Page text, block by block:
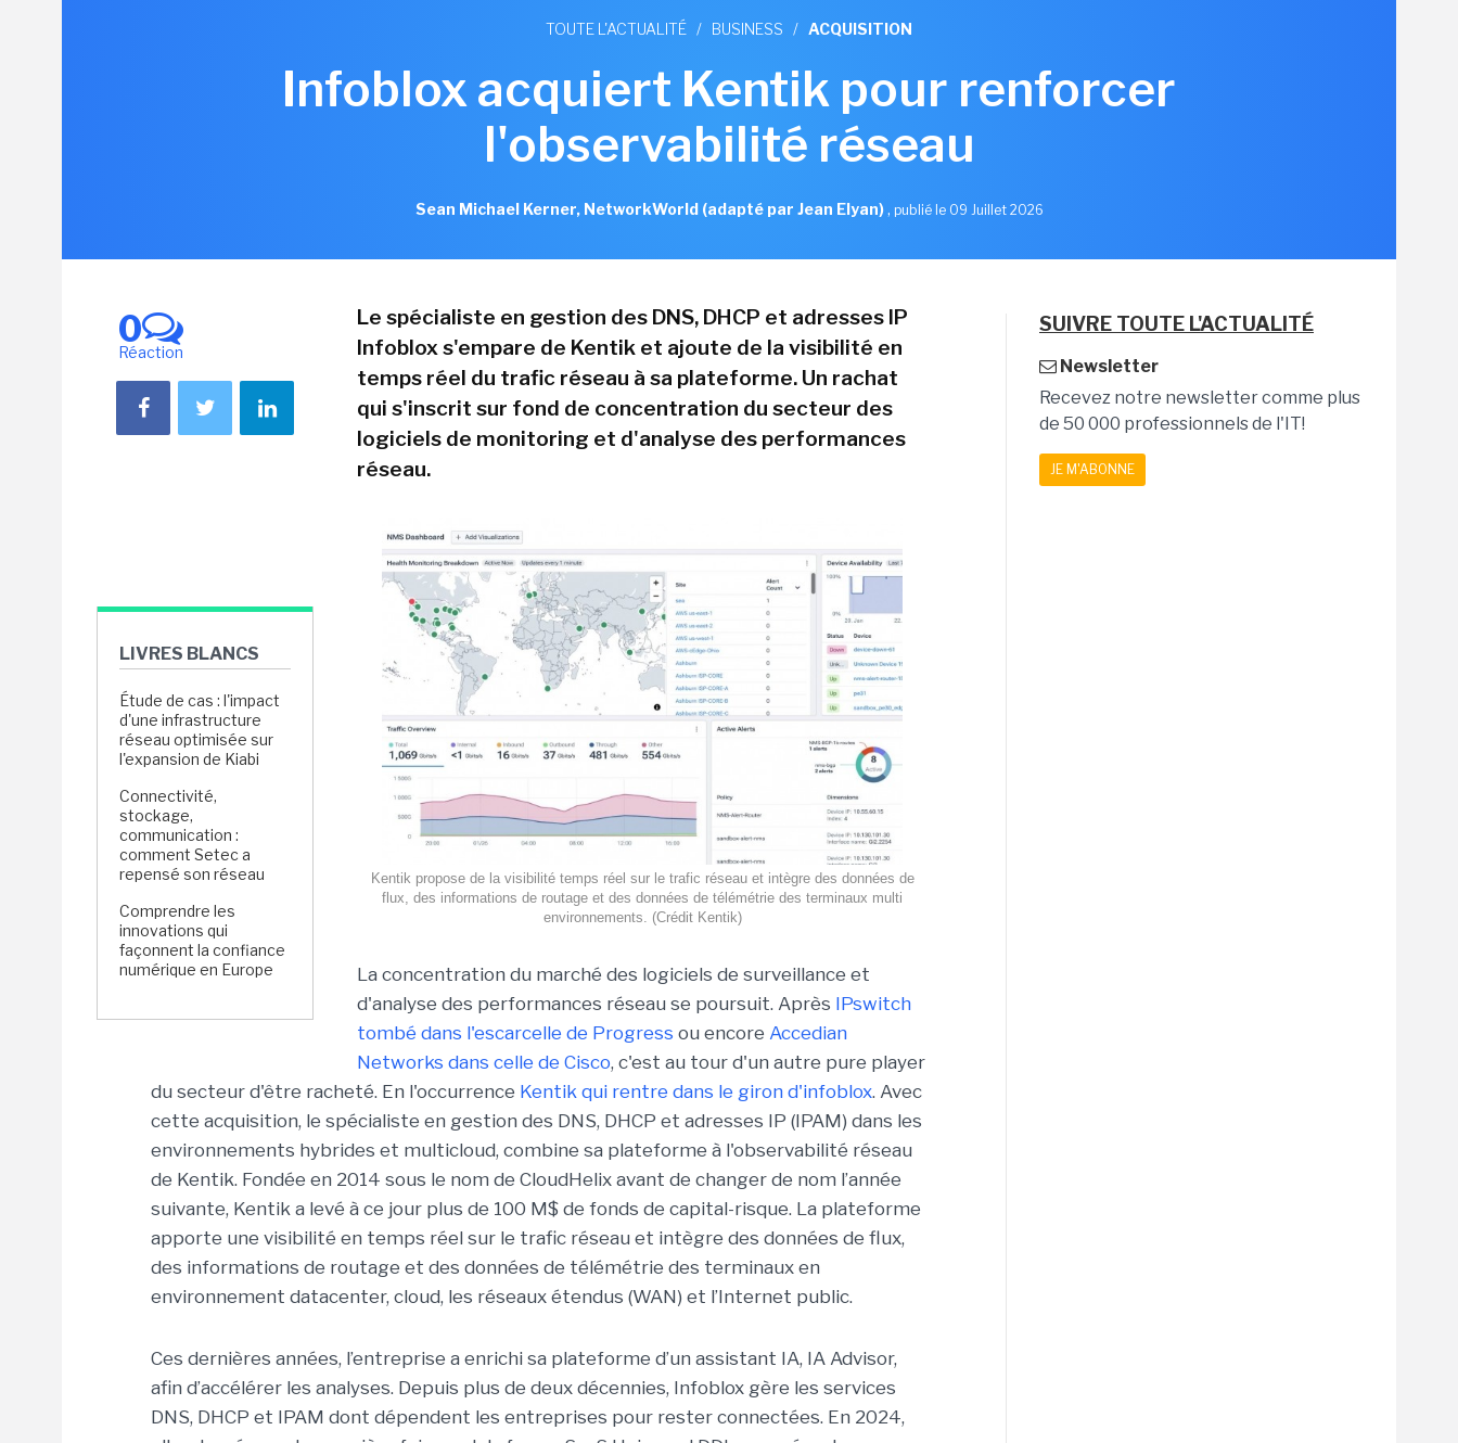
TOUTE L'ACTUALITÉ / BUSINESS / ACQUISITION
Infoblox acquiert Kentik pour renforcer
l'observabilité réseau
Sean Michael Kerner, NetworkWorld (adapté par Jean Elyan), publié le 09 Juillet 2026
0
Réaction
LIVRES BLANCS
Étude de cas : l'impact
d'une infrastructure
réseau optimisée sur
l'expansion de Kiabi
Connectivité,
stockage,
communication :
comment Setec a
repensé son réseau
Comprendre les
innovations qui
façonnent la confiance
numérique en Europe
Le spécialiste en gestion des DNS, DHCP et adresses IP
Infoblox s'empare de Kentik et ajoute de la visibilité en
temps réel du trafic réseau à sa plateforme. Un rachat
qui s'inscrit sur fond de concentration du secteur des
logiciels de monitoring et d'analyse des performances
réseau.
Kentik propose de la visibilité temps réel sur le trafic réseau et intègre des données de
flux, des informations de routage et des données de télémétrie des terminaux multi
environnements. (Crédit Kentik)
La concentration du marché des logiciels de surveillance et
d'analyse des performances réseau se poursuit. Après IPswitch
tombé dans l'escarcelle de Progress ou encore Accedian
Networks dans celle de Cisco, c'est au tour d'un autre pure player
du secteur d'être racheté. En l'occurrence Kentik qui rentre dans le giron d'infoblox. Avec
cette acquisition, le spécialiste en gestion des DNS, DHCP et adresses IP (IPAM) dans les
environnements hybrides et multicloud, combine sa plateforme à l'observabilité réseau
de Kentik. Fondée en 2014 sous le nom de CloudHelix avant de changer de nom l’année
suivante, Kentik a levé à ce jour plus de 100 M$ de fonds de capital-risque. La plateforme
apporte une visibilité en temps réel sur le trafic réseau et intègre des données de flux,
des informations de routage et des données de télémétrie des terminaux en
environnement datacenter, cloud, les réseaux étendus (WAN) et l’Internet public.
Ces dernières années, l’entreprise a enrichi sa plateforme d’un assistant IA, IA Advisor,
afin d’accélérer les analyses. Depuis plus de deux décennies, Infoblox gère les services
DNS, DHCP et IPAM dont dépendent les entreprises pour rester connectées. En 2024,
SUIVRE TOUTE L'ACTUALITÉ
Newsletter
Recevez notre newsletter comme plus
de 50 000 professionnels de l'IT!
JE M'ABONNE